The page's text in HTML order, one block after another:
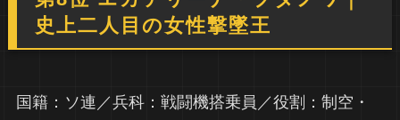
史上二人目の女性撃墜王
国籍：ソ連／兵科：戦闘機搭乗員／役割：制空・